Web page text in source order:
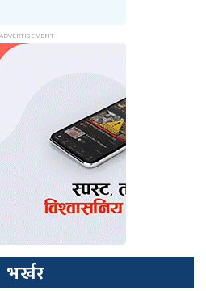
भर्खर